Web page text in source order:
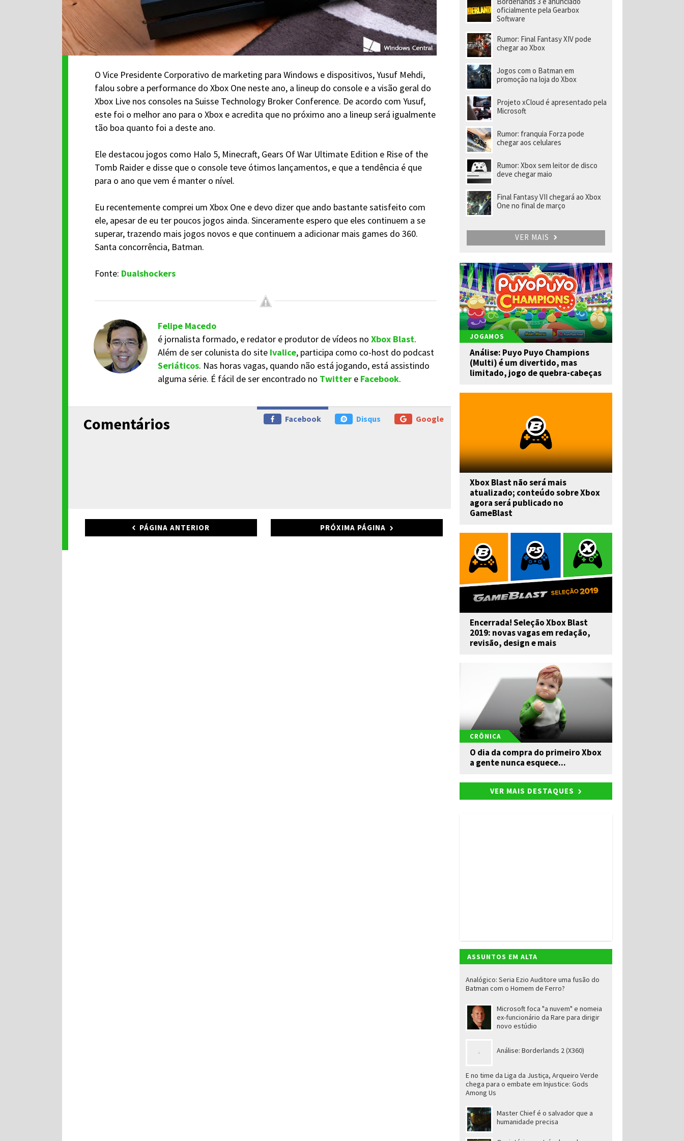
O Vice Presidente Corporativo de marketing para Windows e dispositivos, Yusuf Mehdi,
falou sobre a performance do Xbox One neste ano, a lineup do console e a visão geral do
Xbox Live nos consoles na Suisse Technology Broker Conference. De acordo com Yusuf,
este foi o melhor ano para o Xbox e acredita que no próximo ano a lineup será igualmente
tão boa quanto foi a deste ano.
Ele destacou jogos como Halo 5, Minecraft, Gears Of War Ultimate Edition e Rise of the
Tomb Raider e disse que o console teve ótimos lançamentos, e que a tendência é que
para o ano que vem é manter o nível.
Eu recentemente comprei um Xbox One e devo dizer que ando bastante satisfeito com
ele, apesar de eu ter poucos jogos ainda. Sinceramente espero que eles continuem a se
superar, trazendo mais jogos novos e que continuem a adicionar mais games do 360.
Santa concorrência, Batman.
Fonte: Dualshockers
Felipe Macedo
é jornalista formado, e redator e produtor de vídeos no Xbox Blast.
Além de ser colunista do site Ivalice, participa como co-host do podcast
Seriáticos. Nas horas vagas, quando não está jogando, está assistindo
alguma série. É fácil de ser encontrado no Twittere Facebook.
Comentários Google
Disqus
Facebook
PÁGINA ANTERIOR PRÓXIMA PÁGINA
oficialmente pela Gearbox
Software
Rumor: Final Fantasy XIV pode
chegar ao Xbox
Jogos com o Batman em
promoção na loja do Xbox
Projeto xCloud é apresentado pela
Microsoft
Rumor: franquia Forza pode
chegar aos celulares
Rumor: Xbox sem leitor de disco
deve chegar maio
Final Fantasy VII chegará ao Xbox
One no final de março
VER MAIS
JOGAMOS
Análise: Puyo Puyo Champions
(Multi) é um divertido, mas
limitado, jogo de quebra-cabeças
Xbox Blast não será mais
atualizado; conteúdo sobre Xbox
agora será publicado no
GameBlast
Encerrada! Seleção Xbox Blast
2019: novas vagas em redação,
revisão, design e mais
CRÔNICA
O dia da compra do primeiro Xbox
a gente nunca esquece...
VER MAIS DESTAQUES
ASSUNTOS EM ALTA
Analógico: Seria Ezio Auditore uma fusão do
Batman com o Homem de Ferro?
Microsoft foca "a nuvem" e nomeia
ex-funcionário da Rare para dirigir
novo estúdio
Análise: Borderlands 2 (X360)
E no time da Liga da Justiça, Arqueiro Verde
chega para o embate em Injustice: Gods
Among Us
Master Chief é o salvador que a
humanidade precisa